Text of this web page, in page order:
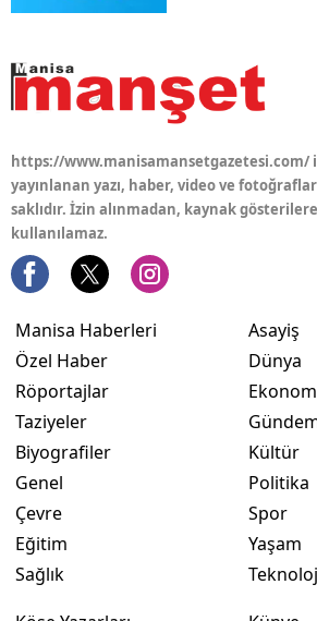
https://
yayınlanan yazı, haber, video ve
saklıdır. İzin alınmadan, kaynak
kullanılamaz.
Manisa Haberleri
Özel Haber
Röportajlar
Taziyeler
Biyografiler
Genel
Çevre
Eğitim
Sağlık
Asayiş
Dünya
Kültür
Politika
Spor
Yaşam